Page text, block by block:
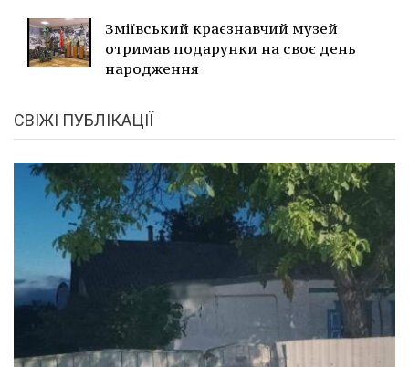
Зміївський краєзнавчий музей
отримав подарунки на своє день
народження
СВІЖІ ПУБЛІКАЦІЇ